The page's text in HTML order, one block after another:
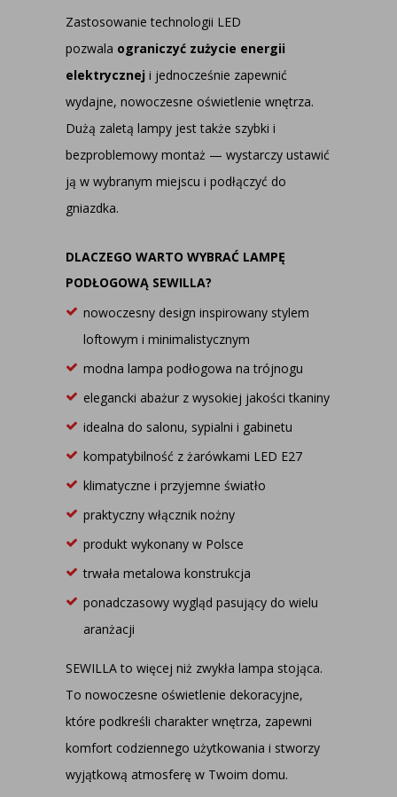
Zastosowanie technologii LED
pozwala ograniczyć zużycie energii
elektrycznej i jednocześnie zapewnić
wydajne, nowoczesne oświetlenie wnętrza.
Dużą zaletą lampy jest także szybki i
bezproblemowy montaż — wystarczy ustawić
ją w wybranym miejscu i podłączyć do
gniazdka.
DLACZEGO WARTO WYBRAĆ LAMPĘ
PODŁOGOWĄ SEWILLA?
nowoczesny design inspirowany stylem
loftowym i minimalistycznym
modna lampa podłogowa na trójnogu
elegancki abażur z wysokiej jakości tkaniny
idealna do salonu, sypialni i gabinetu
kompatybilność z żarówkami LED E27
klimatyczne i przyjemne światło
praktyczny włącznik nożny
produkt wykonany w Polsce
trwała metalowa konstrukcja
ponadczasowy wygląd pasujący do wielu
aranżacji
SEWILLA to więcej niż zwykła lampa stojąca.
To nowoczesne oświetlenie dekoracyjne,
które podkreśli charakter wnętrza, zapewni
komfort codziennego użytkowania i stworzy
wyjątkową atmosferę w Twoim domu.